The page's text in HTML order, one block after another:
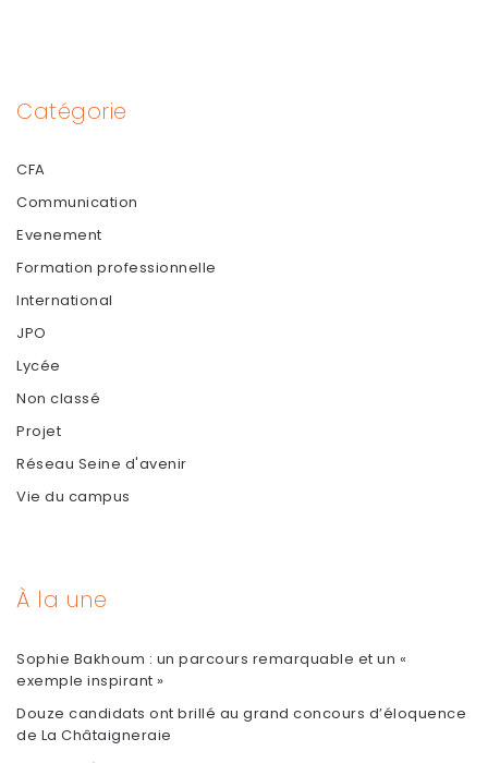
Catégorie
CFA
Communication
Evenement
Formation professionnelle
International
JPO
Lycée
Non classé
Projet
Réseau Seine d'avenir
Vie du campus
À la une
Sophie Bakhoum : un parcours remarquable et un «
exemple inspirant »
Douze candidats ont brillé au grand concours d’éloquence
de La Châtaigneraie